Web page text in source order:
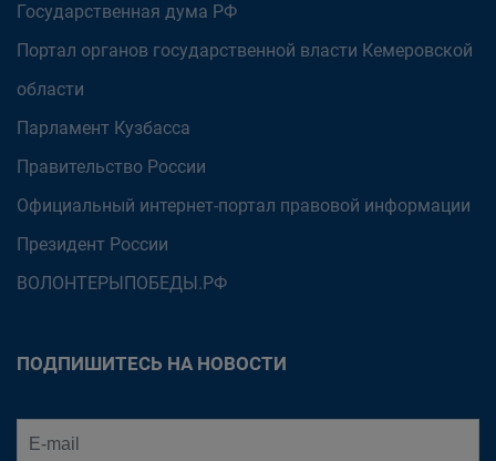
Государственная дума РФ
Портал органов государственной власти Кемеровской
области
Парламент Кузбасса
Правительство России
Официальный интернет-портал правовой информации
Президент России
ВОЛОНТЕРЫПОБЕДЫ.РФ
ПОДПИШИТЕСЬ НА НОВОСТИ